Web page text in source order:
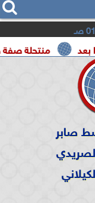
صـ
منتحلة صفة صحفية
صابر